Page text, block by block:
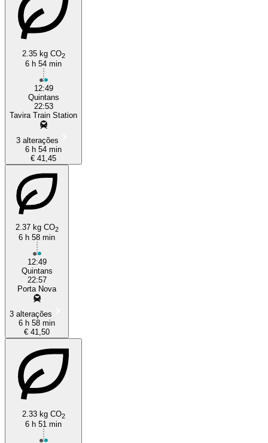
2.35 kg CO2
6 h 54 min
12:49
Quintans
22:53
Tavira Train Station
3 alterações
6 h 54 min
€ 41,45
2.37 kg CO2
6 h 58 min
12:49
Quintans
22:57
Porta Nova
3 alterações
6 h 58 min
€ 41,50
2.33 kg CO2
6 h 51 min